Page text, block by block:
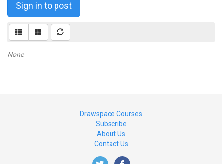
Sign in to post
None
Drawspace Courses
Subscribe
About Us
Contact Us